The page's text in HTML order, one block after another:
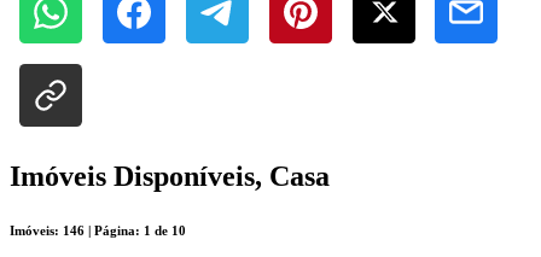
Imóveis Disponíveis, Casa
Imóveis: 146 | Página: 1 de 10